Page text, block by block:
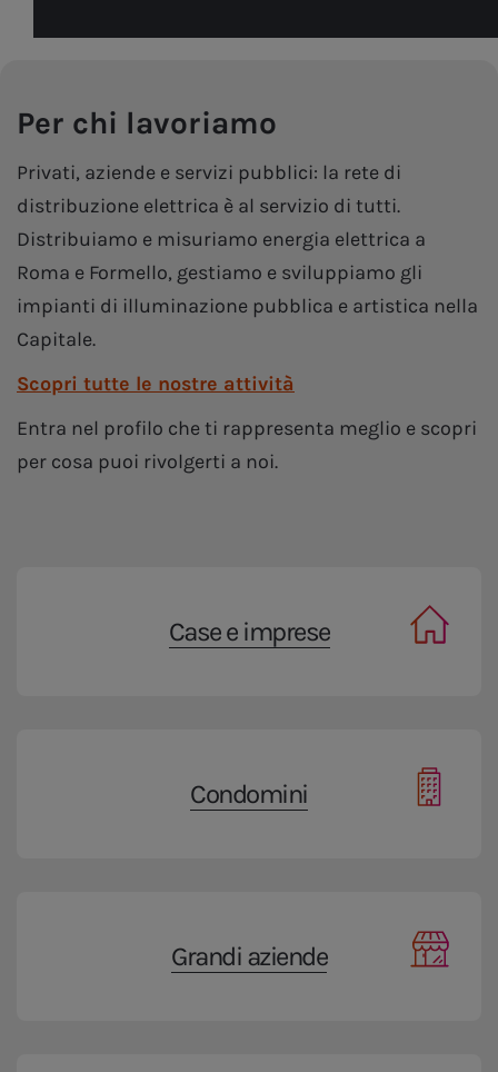
Per chi lavoriamo
Privati, aziende e servizi pubblici: la rete di
distribuzione elettrica è al servizio di tutti.
Distribuiamo e misuriamo energia elettrica a
Roma e Formello, gestiamo e sviluppiamo gli
impianti di illuminazione pubblica e artistica nella
Capitale.
Scopri tutte le nostre attività
Entra nel profilo che ti rappresenta meglio e scopri
per cosa puoi rivolgerti a noi.
Case e imprese
Condomini
Grandi aziende